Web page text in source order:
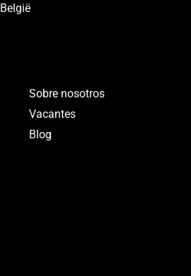
Sobre nosotros
Vacantes
Blog